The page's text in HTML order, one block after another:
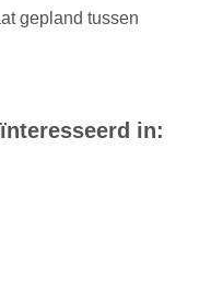
gepland tussen
in: